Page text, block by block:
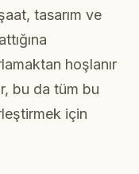
tasarım ve
hoşlanır
bu da tüm bu
için